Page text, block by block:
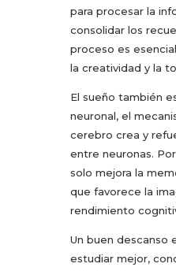
para procesar la
consolidar los
proceso es
la creatividad y la
El sueño también
neuronal, el
cerebro crea y
entre neuronas.
solo mejora la
que favorece la
rendimiento
Un buen descanso
estudiar mejor,